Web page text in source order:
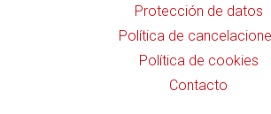
Protección de datos
Política de
Política de cookies
Contacto